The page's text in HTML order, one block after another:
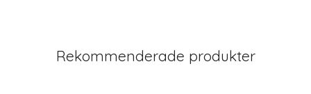
Rekommenderade produkter